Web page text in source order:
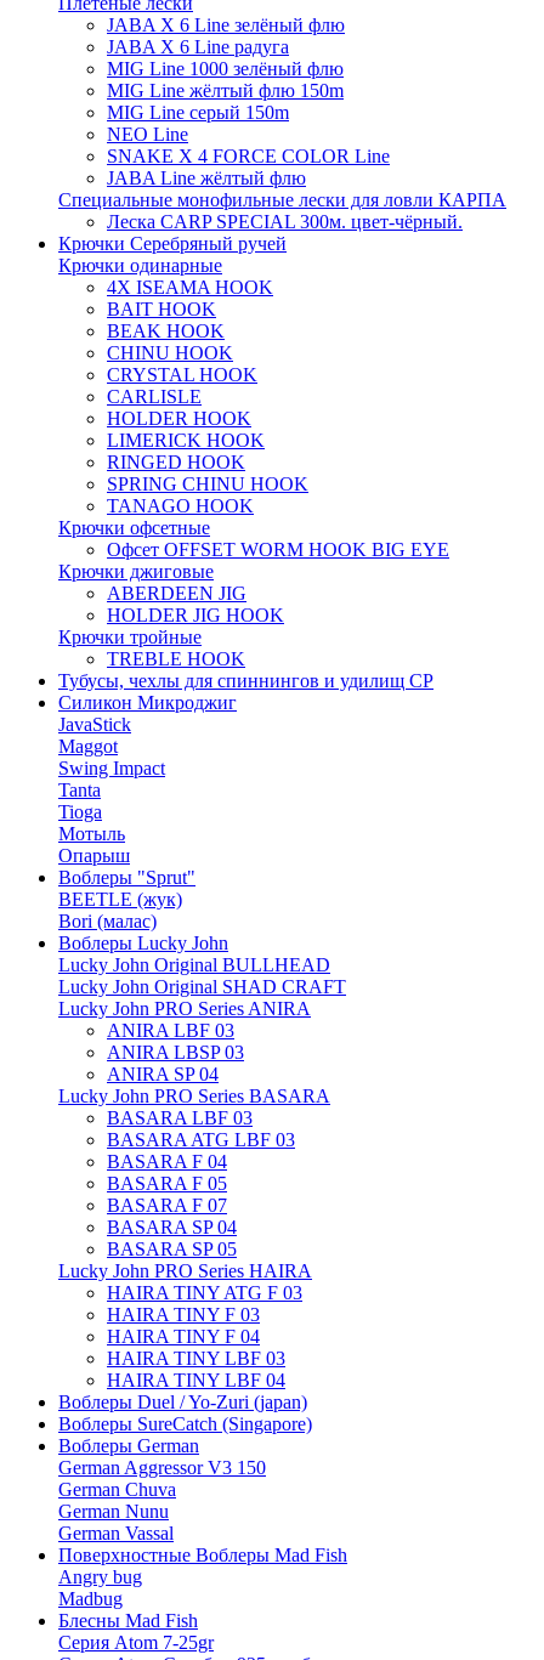
JABA X 6 Line зелёный флю
JABA X 6 Line радуга
MIG Line 1000 зелёный флю
MIG Line жёлтый флю 150m
MIG Line серый 150m
NEO Line
SNAKE X 4 FORCE COLOR Line
JABA Line жёлтый флю
Специальные монофильные лески для ловли КАРПА
Леска CARP SPECIAL 300м. цвет-чёрный.
Крючки Серебряный ручей
Крючки одинарные
4X ISEAMA HOOK
BAIT HOOK
BEAK HOOK
CHINU HOOK
CRYSTAL HOOK
CARLISLE
HOLDER HOOK
LIMERICK HOOK
RINGED HOOK
SPRING CHINU HOOK
TANAGO HOOK
Крючки офсетные
Офсет OFFSET WORM HOOK BIG EYE
Крючки джиговые
ABERDEEN JIG
HOLDER JIG HOOK
Крючки тройные
TREBLE HOOK
Тубусы, чехлы для спиннингов и удилищ СР
Силикон Микроджиг
JavaStick
Maggot
Swing Impact
Tanta
Tioga
Мотыль
Опарыш
Воблеры "Sprut"
BEETLE (жук)
Bori (малас)
Воблеры Lucky John
Lucky John Original BULLHEAD
Lucky John Original SHAD CRAFT
Lucky John PRO Series ANIRA
ANIRA LBF 03
ANIRA LBSP 03
ANIRA SP 04
Lucky John PRO Series BASARA
BASARA LBF 03
BASARA ATG LBF 03
BASARA F 04
BASARA F 05
BASARA F 07
BASARA SP 04
BASARA SP 05
Lucky John PRO Series HAIRA
HAIRA TINY ATG F 03
HAIRA TINY F 03
HAIRA TINY F 04
HAIRA TINY LBF 03
HAIRA TINY LBF 04
Воблеры Duel / Yo-Zuri (japan)
Воблеры SureCatch (Singapore)
Воблеры German
German Aggressor V3 150
German Chuva
German Nunu
German Vassal
Поверхностные Воблеры Mad Fish
Angry bug
Madbug
Блесны Mad Fish
Серия Atom 7-25gr